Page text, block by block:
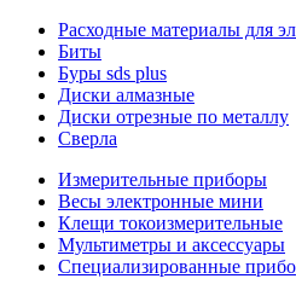
Расходные материалы для
Биты
Буры sds plus
Диски алмазные
Диски отрезные по металлу
Сверла
Измерительные приборы
Весы электронные мини
Клещи токоизмерительные
Мультиметры и аксессуары
Специализированные